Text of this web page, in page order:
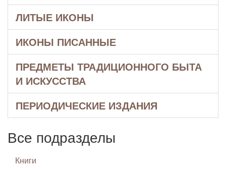
ЛИТЫЕ ИКОНЫ
ИКОНЫ ПИСАННЫЕ
ПРЕДМЕТЫ ТРАДИЦИОННОГО БЫТА
И ИСКУССТВА
ПЕРИОДИЧЕСКИЕ ИЗДАНИЯ
Все подразделы
Книги